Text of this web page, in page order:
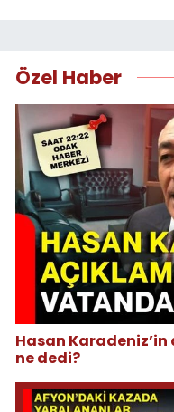
Özel Haber
Hasan
ne dedi?